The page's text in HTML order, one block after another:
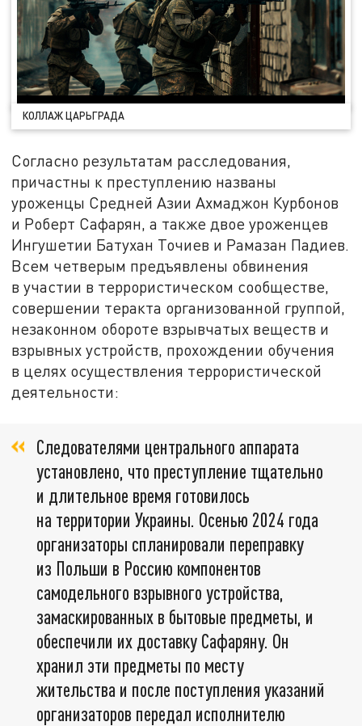
КОЛЛАЖ ЦАРЬГРАДА
Согласно результатам расследования,
причастны к преступлению названы
уроженцы Средней Азии Ахмаджон Курбонов
и Роберт Сафарян, а также двое уроженцев
Ингушетии Батухан Точиев и Рамазан Падиев.
Всем четверым предъявлены обвинения
в участии в террористическом сообществе,
совершении теракта организованной группой,
незаконном обороте взрывчатых веществ и
взрывных устройств, прохождении обучения
в целях осуществления террористической
деятельности:
Следователями центрального аппарата
установлено, что преступление тщательно
и длительное время готовилось
на территории Украины. Осенью 2024 года
организаторы спланировали переправку
из Польши в Россию компонентов
самодельного взрывного устройства,
замаскированных в бытовые предметы, и
обеспечили их доставку Сафаряну. Он
хранил эти предметы по месту
жительства и после поступления указаний
организаторов передал исполнителю